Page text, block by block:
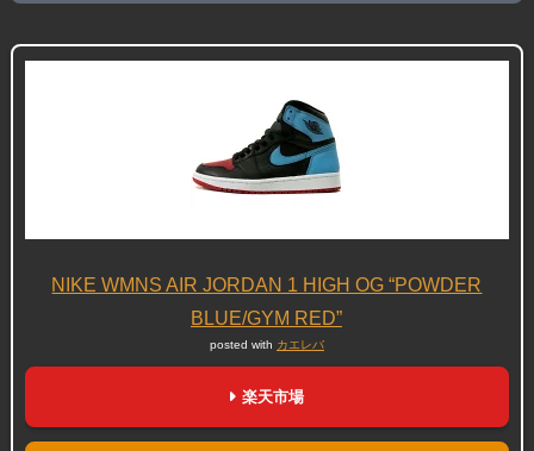
NIKE WMNS AIR JORDAN 1 HIGH OG “POWDER
BLUE/GYM RED”
posted with カエレバ
楽天市場